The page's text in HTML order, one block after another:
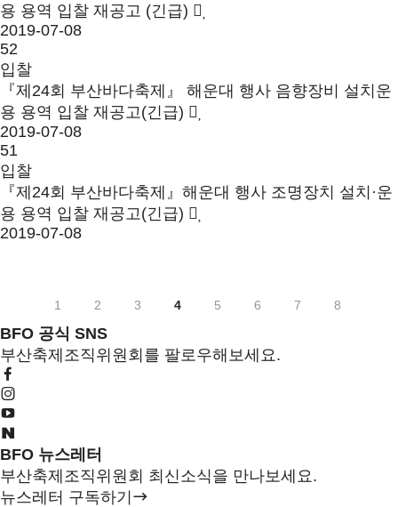
용 용역 입찰 재공고 (긴급)
2019-07-08
52
입찰
『제24회 부산바다축제』 해운대 행사 음향장비 설치운
용 용역 입찰 재공고(긴급)
2019-07-08
51
입찰
『제24회 부산바다축제』해운대 행사 조명장치 설치·운
용 용역 입찰 재공고(긴급)
2019-07-08
1 2 3 4 5 6 7 8
BFO 공식 SNS
부산축제조직위원회를 팔로우해보세요.
BFO 뉴스레터
부산축제조직위원회 최신소식을 만나보세요.
뉴스레터 구독하기